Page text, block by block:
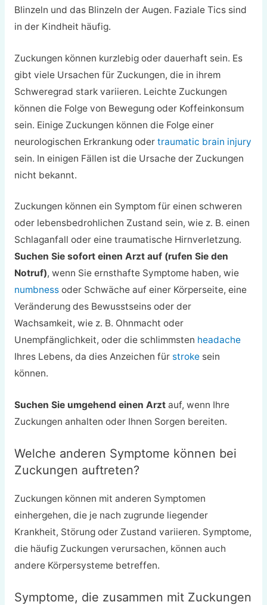
Blinzeln und das Blinzeln der Augen. Faziale Tics sind
in der Kindheit häufig.
Zuckungen können kurzlebig oder dauerhaft sein. Es
gibt viele Ursachen für Zuckungen, die in ihrem
Schweregrad stark variieren. Leichte Zuckungen
können die Folge von Bewegung oder Koffeinkonsum
sein. Einige Zuckungen können die Folge einer
neurologischen Erkrankung oder traumatic brain injury
sein. In einigen Fällen ist die Ursache der Zuckungen
nicht bekannt.
Zuckungen können ein Symptom für einen schweren
oder lebensbedrohlichen Zustand sein, wie z. B. einen
Schlaganfall oder eine traumatische Hirnverletzung.
Suchen Sie sofort einen Arzt auf (rufen Sie den
Notruf), wenn Sie ernsthafte Symptome haben, wie
numbnessoder Schwäche auf einer Körperseite, eine
Veränderung des Bewusstseins oder der
Wachsamkeit, wie z. B. Ohnmacht oder
Unempfänglichkeit, oder die schlimmsten headache
Ihres Lebens, da dies Anzeichen für strokesein
können.
Suchen Sie umgehend einen Arztauf, wenn Ihre
Zuckungen anhalten oder Ihnen Sorgen bereiten.
Welche anderen Symptome können bei
Zuckungen auftreten?
Zuckungen können mit anderen Symptomen
einhergehen, die je nach zugrunde liegender
Krankheit, Störung oder Zustand variieren. Symptome,
die häufig Zuckungen verursachen, können auch
andere Körpersysteme betreffen.
Symptome, die zusammen mit Zuckungen